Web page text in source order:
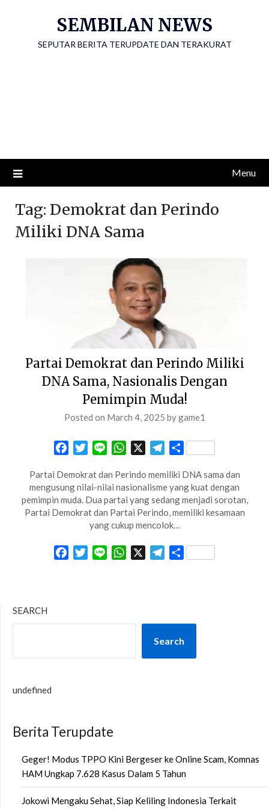
SEMBILAN NEWS
SEPUTAR BERITA TERUPDATE DAN TERAKURAT
Menu
Tag: Demokrat dan Perindo
Miliki DNA Sama
Partai Demokrat dan Perindo Miliki
DNA Sama, Nasionalis Dengan
Pemimpin Muda!
Posted on March 4, 2025 bygame1
FacebookTwitterLine WhatsApp Telegram
Share
Partai Demokrat dan Perindo memiliki DNA sama dan
mengusung nilai-nilai nasionalisme yang kuat dengan
pemimpin muda. Dua partai yang sedang menjadi sorotan,
Partai Demokrat dan Partai Perindo, memiliki kesamaan
yang cukup mencolok…
FacebookTwitterLine WhatsApp Telegram
Share
SEARCH
Search
undefined
Berita Terupdate
Geger! Modus TPPO Kini Bergeser ke Online Scam, Komnas
HAM Ungkap 7.628 Kasus Dalam 5 Tahun
Jokowi Mengaku Sehat, Siap Keliling Indonesia Terkait